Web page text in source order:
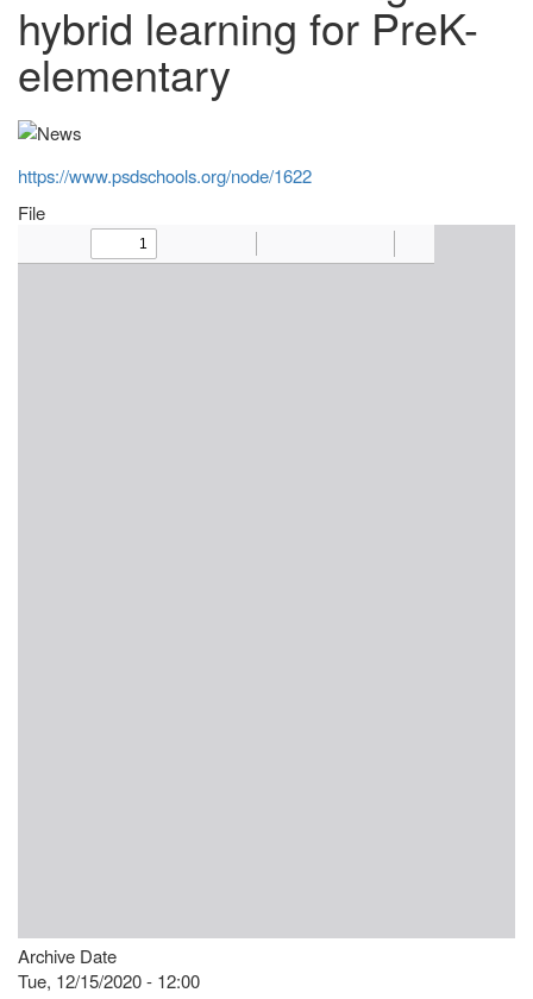
hybrid learning for PreK-
elementary
https://www.psdschools.org/node/1622
File
Archive Date
Tue, 12/15/2020 - 12:00